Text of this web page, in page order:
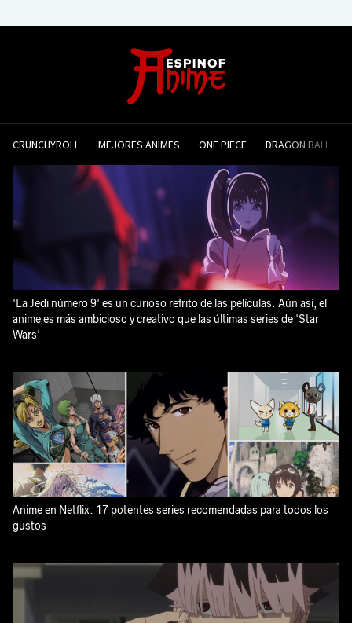
CRUNCHYROLL MEJORES ANIMES ONE PIECE DRAGON BALL
'La Jedi número 9' es un curioso refrito de las películas. Aún así, el
anime es más ambicioso y creativo que las últimas series de 'Star
Wars'
Anime en Netflix: 17 potentes series recomendadas para todos los
gustos